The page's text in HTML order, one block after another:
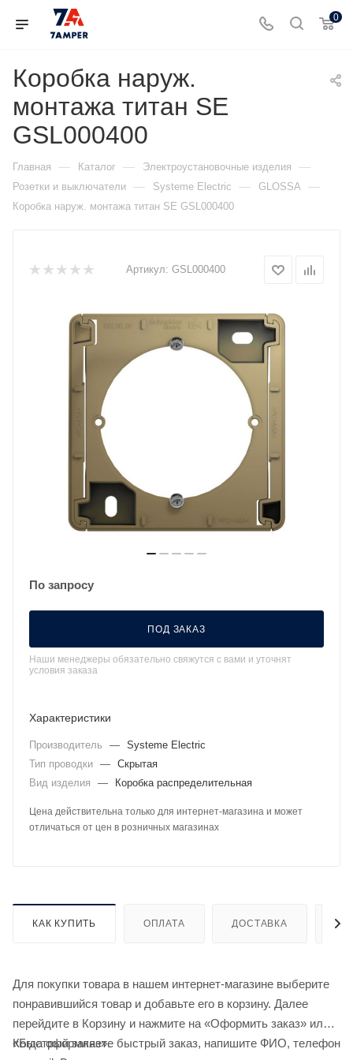
0
Коробка наруж.
монтажа титан SE
GSL000400
Главная — Каталог — Электроустановочные изделия —
Розетки и выключатели — Systeme Electric — GLOSSA —
Коробка наруж. монтажа титан SE GSL000400
Артикул: GSL000400
По запросу
ПОД ЗАКАЗ
Наши менеджеры обязательно свяжутся с вами и уточнят
условия заказа
Характеристики
Производитель — Systeme Electric
Тип проводки — Скрытая
Вид изделия
— Коробка распределительная
Цена действительна только для интернет-магазина и может
отличаться от цен в розничных магазинах
КАК КУПИТЬ ОПЛАТА ДОСТАВКА
Для покупки товара в нашем интернет-магазине выберите
понравившийся товар и добавьте его в корзину. Далее
перейдите в Корзину и нажмите на «Оформить заказ» или
«Быстрый заказ».
Когда оформляете быстрый заказ, напишите ФИО, телефон